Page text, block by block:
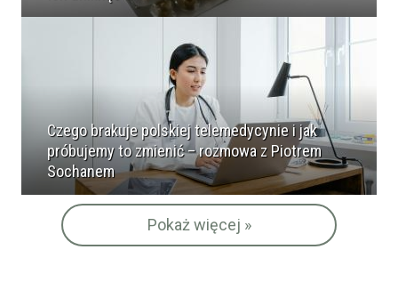
Czego brakuje polskiej telemedycynie i jak
próbujemy to zmienić – rozmowa z Piotrem
Sochanem
Pokaż więcej »